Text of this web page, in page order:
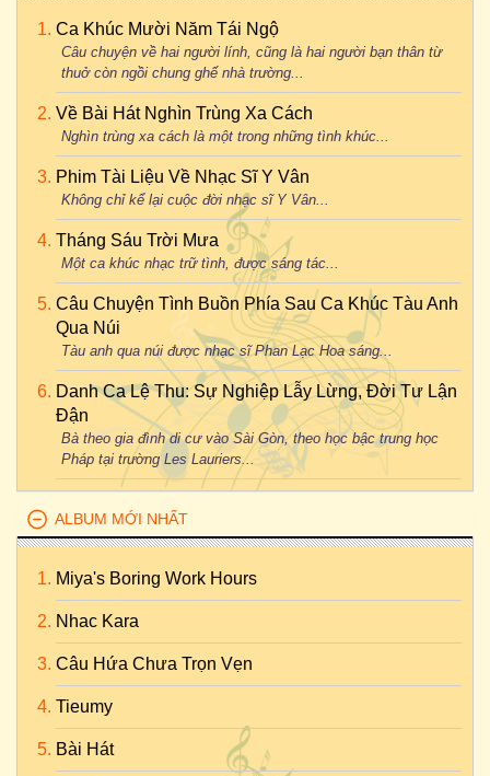
Ca Khúc Mười Năm Tái Ngộ
Câu chuyện về hai người lính, cũng là hai người bạn thân từ
thuở còn ngồi chung ghế nhà trường...
Về Bài Hát Nghìn Trùng Xa Cách
Nghìn trùng xa cách là một trong những tình khúc...
Phim Tài Liệu Về Nhạc Sĩ Y Vân
Không chỉ kể lại cuộc đời nhạc sĩ Y Vân...
Tháng Sáu Trời Mưa
Một ca khúc nhạc trữ tình, được sáng tác...
Câu Chuyện Tình Buồn Phía Sau Ca Khúc Tàu Anh
Qua Núi
Tàu anh qua núi được nhạc sĩ Phan Lạc Hoa sáng...
Danh Ca Lệ Thu: Sự Nghiệp Lẫy Lừng, Đời Tư Lận
Đận
Bà theo gia đình di cư vào Sài Gòn, theo học bậc trung học
Pháp tại trường Les Lauriers...
ALBUM MỚI NHẤT
Miya's Boring Work Hours
Nhac Kara
Câu Hứa Chưa Trọn Vẹn
Tieumy
Bài Hát